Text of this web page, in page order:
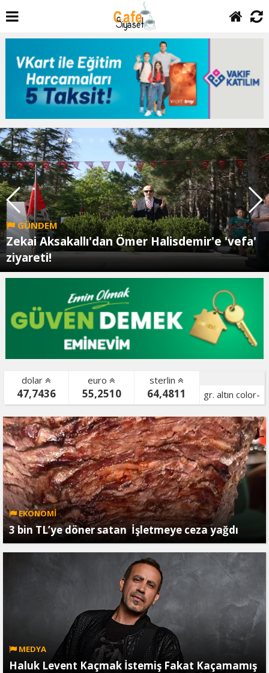
GÜNDEM
Zekai Aksakallı'dan Ömer Halisdemir'e 'vefa'
ziyareti!
dolar
47,7436
euro
55,2510
sterlin
64,4811
gr. altın color-
bist color-
EKONOMİ
3 bin TL’ye döner satan İşletmeye ceza yağdı
MEDYA
Haluk Levent Kaçmak İstemiş Fakat Kaçamamış